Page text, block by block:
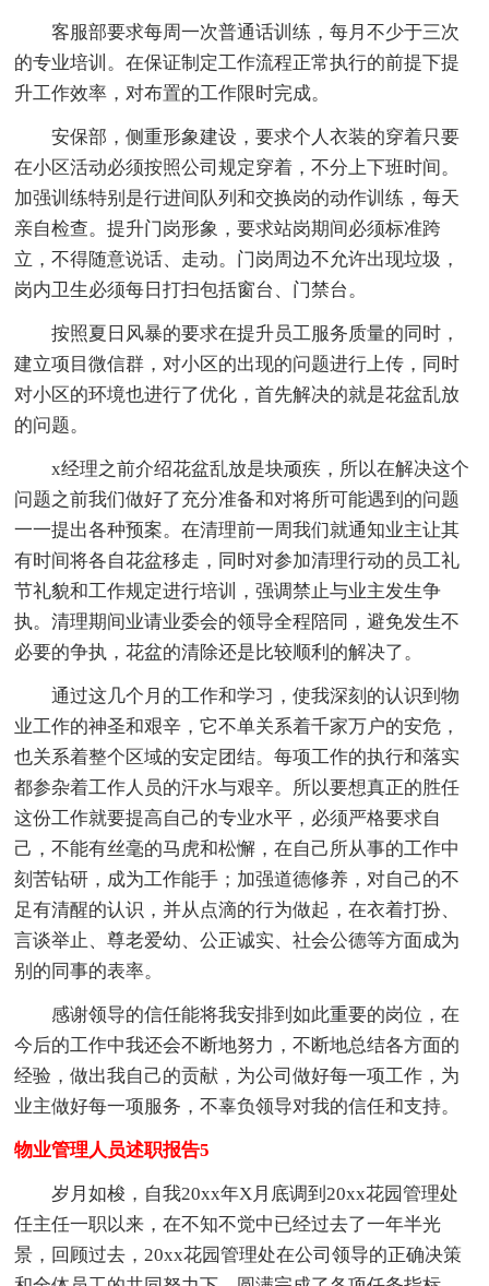
客服部要求每周一次普通话训练，每月不少于三次
的专业培训。在保证制定工作流程正常执行的前提下提
升工作效率，对布置的工作限时完成。
安保部，侧重形象建设，要求个人衣装的穿着只要
在小区活动必须按照公司规定穿着，不分上下班时间。
加强训练特别是行进间队列和交换岗的动作训练，每天
亲自检查。提升门岗形象，要求站岗期间必须标准跨
立，不得随意说话、走动。门岗周边不允许出现垃圾，
岗内卫生必须每日打扫包括窗台、门禁台。
按照夏日风暴的要求在提升员工服务质量的同时，
建立项目微信群，对小区的出现的问题进行上传，同时
对小区的环境也进行了优化，首先解决的就是花盆乱放
的问题。
x经理之前介绍花盆乱放是块顽疾，所以在解决这个
问题之前我们做好了充分准备和对将所可能遇到的问题
一一提出各种预案。在清理前一周我们就通知业主让其
有时间将各自花盆移走，同时对参加清理行动的员工礼
节礼貌和工作规定进行培训，强调禁止与业主发生争
执。清理期间业请业委会的领导全程陪同，避免发生不
必要的争执，花盆的清除还是比较顺利的解决了。
通过这几个月的工作和学习，使我深刻的认识到物
业工作的神圣和艰辛，它不单关系着千家万户的安危，
也关系着整个区域的安定团结。每项工作的执行和落实
都参杂着工作人员的汗水与艰辛。所以要想真正的胜任
这份工作就要提高自己的专业水平，必须严格要求自
己，不能有丝毫的马虎和松懈，在自己所从事的工作中
刻苦钻研，成为工作能手；加强道德修养，对自己的不
足有清醒的认识，并从点滴的行为做起，在衣着打扮、
言谈举止、尊老爱幼、公正诚实、社会公德等方面成为
别的同事的表率。
感谢领导的信任能将我安排到如此重要的岗位，在
今后的工作中我还会不断地努力，不断地总结各方面的
经验，做出我自己的贡献，为公司做好每一项工作，为
业主做好每一项服务，不辜负领导对我的信任和支持。
物业管理人员述职报告5
岁月如梭，自我20xx年X月底调到20xx花园管理处
任主任一职以来，在不知不觉中已经过去了一年半光
景，回顾过去，20xx花园管理处在公司领导的正确决策